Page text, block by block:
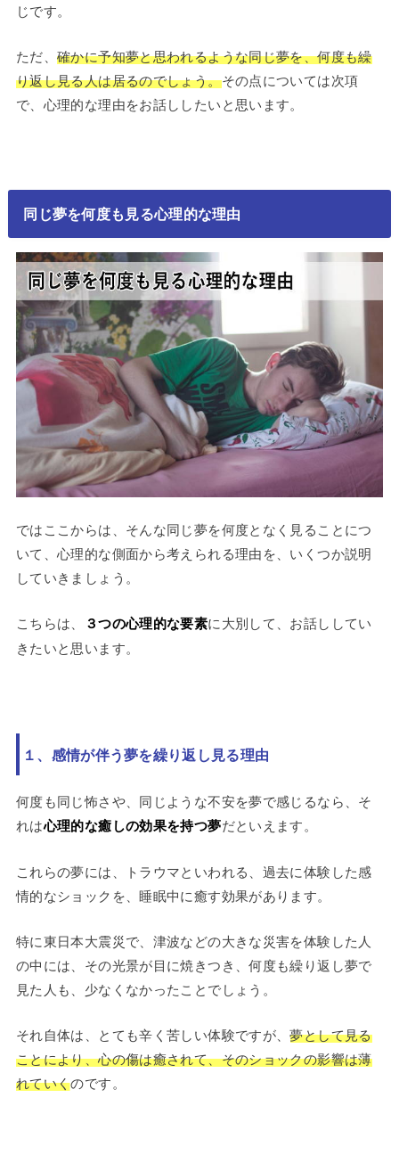
じです。
ただ、確かに予知夢と思われるような同じ夢を、何度も繰
り返し見る人は居るのでしょう。その点については次項
で、心理的な理由をお話ししたいと思います。
同じ夢を何度も見る心理的な理由
ではここからは、そんな同じ夢を何度となく見ることにつ
いて、心理的な側面から考えられる理由を、いくつか説明
していきましょう。
こちらは、 ３つの心理的な要素に大別して、お話ししてい
きたいと思います。
１、感情が伴う夢を繰り返し見る理由
何度も同じ怖さや、同じような不安を夢で感じるなら、そ
れは心理的な癒しの効果を持つ夢だといえます。
これらの夢には、トラウマといわれる、過去に体験した感
情的なショックを、睡眠中に癒す効果があります。
特に東日本大震災で、津波などの大きな災害を体験した人
の中には、その光景が目に焼きつき、何度も繰り返し夢で
見た人も、少なくなかったことでしょう。
それ自体は、とても辛く苦しい体験ですが、夢として見る
ことにより、心の傷は癒されて、そのショックの影響は薄
れていくのです。